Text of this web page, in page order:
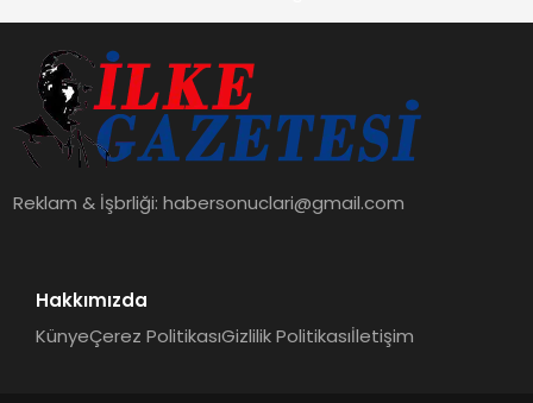
Reklam & İşbrliği:habersonuclari@gmail.com
Hakkımızda
KünyeÇerez PolitikasıGizlilik Politikasıİletişim